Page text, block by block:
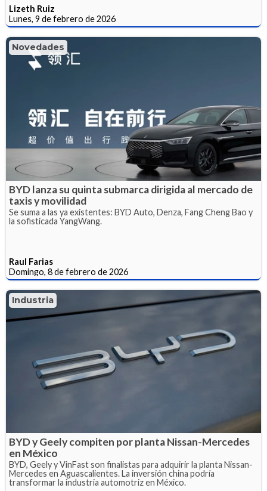
Lizeth Ruiz
Lunes, 9 de febrero de 2026
Novedades
BYD lanza su quinta submarca dirigida al mercado de
taxis y movilidad
Se suma a las ya existentes: BYD Auto, Denza, Fang Cheng Bao y
la sofisticada YangWang.
Raul Farias
Domingo, 8 de febrero de 2026
Industria
BYD y Geely compiten por planta Nissan-Mercedes
en México
BYD, Geely y VinFast son finalistas para adquirir la planta Nissan-
Mercedes en Aguascalientes. La inversión china podría
transformar la industria automotriz en México.